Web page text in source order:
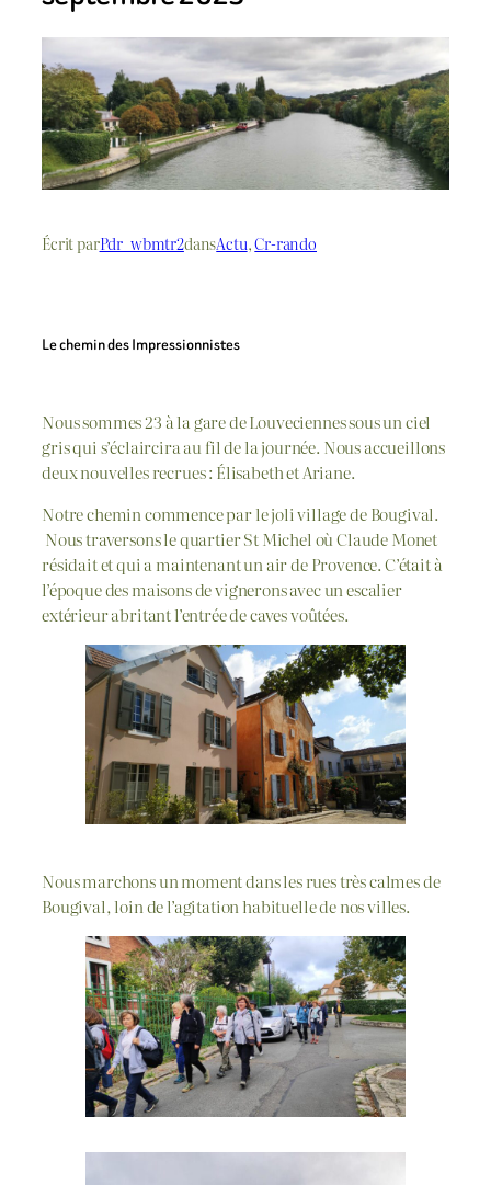
Écrit parPdr_wbmtr2dansActu, Cr-rando
Le chemin des Impressionnistes
Nous sommes 23 à la gare de Louveciennes sous un ciel
gris qui s’éclaircira au fil de la journée. Nous accueillons
deux nouvelles recrues : Élisabeth et Ariane.
Notre chemin commence par le joli village de Bougival.
Nous traversons le quartier St Michel où Claude Monet
résidait et qui a maintenant un air de Provence. C’était à
l’époque des maisons de vignerons avec un escalier
extérieur abritant l’entrée de caves voûtées.
Nous marchons un moment dans les rues très calmes de
Bougival, loin de l’agitation habituelle de nos villes.